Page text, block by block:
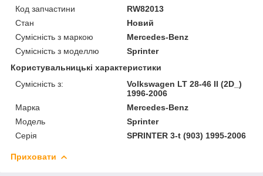
Код запчастини
RW82013
Стан
Новий
Сумісність з маркою
Mercedes-Benz
Сумісність з моделлю
Sprinter
Користувальницькі характеристики
Сумісність з:
Volkswagen LT 28-46 II (2D_)
1996-2006
Марка
Mercedes-Benz
Модель
Sprinter
Серія
SPRINTER 3-t (903) 1995-2006
Приховати